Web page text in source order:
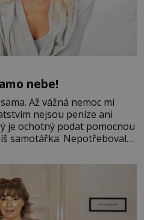
nebe!
Až vážná nemoc mi
nejsou peníze ani
je ochotný podat pomocnou
samotářka. Nepotřebovala
Hned po studiích jsem